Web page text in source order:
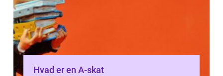
Hvad er en A-skat